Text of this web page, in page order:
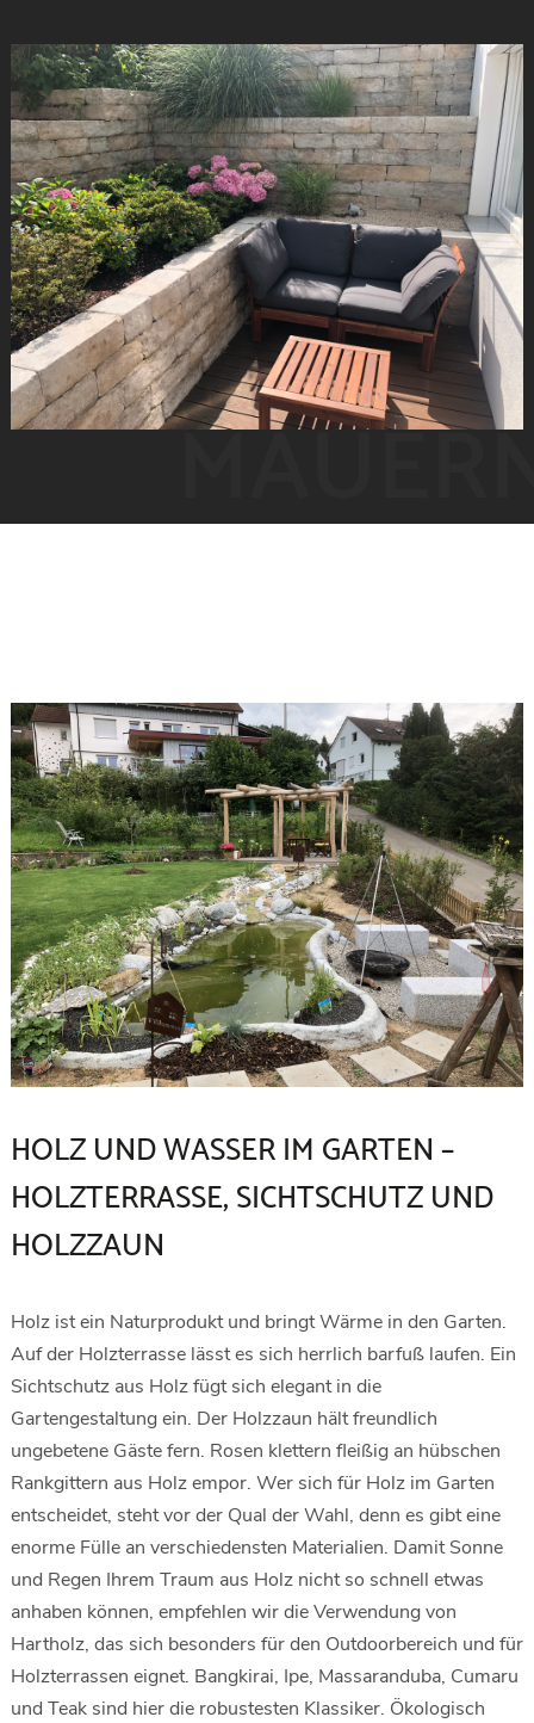
HOLZ UND WASSER IM GARTEN –
HOLZTERRASSE, SICHTSCHUTZ UND
HOLZZAUN
Holz ist ein Naturprodukt und bringt Wärme in den Garten.
Auf der Holzterrasse lässt es sich herrlich barfuß laufen. Ein
Sichtschutz aus Holz fügt sich elegant in die
Gartengestaltung ein. Der Holzzaun hält freundlich
ungebetene Gäste fern. Rosen klettern fleißig an hübschen
Rankgittern aus Holz empor. Wer sich für Holz im Garten
entscheidet, steht vor der Qual der Wahl, denn es gibt eine
enorme Fülle an verschiedensten Materialien. Damit Sonne
und Regen Ihrem Traum aus Holz nicht so schnell etwas
anhaben können, empfehlen wir die Verwendung von
Hartholz, das sich besonders für den Outdoorbereich und für
Holzterrassen eignet. Bangkirai, Ipe, Massaranduba, Cumaru
und Teak sind hier die robustesten Klassiker. Ökologisch